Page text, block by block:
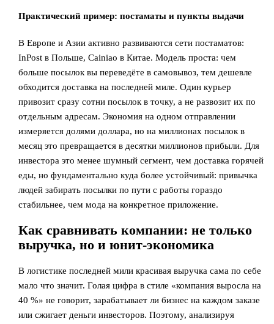
Практический пример: постаматы и пункты выдачи
В Европе и Азии активно развиваются сети постаматов:
InPost в Польше, Cainiao в Китае. Модель проста: чем
больше посылок вы переведёте в самовывоз, тем дешевле
обходится доставка на последней миле. Один курьер
привозит сразу сотни посылок в точку, а не развозит их по
отдельным адресам. Экономия на одном отправлении
измеряется долями доллара, но на миллионах посылок в
месяц это превращается в десятки миллионов прибыли. Для
инвестора это менее шумный сегмент, чем доставка горячей
еды, но фундаментально куда более устойчивый: привычка
людей забирать посылки по пути с работы гораздо
стабильнее, чем мода на конкретное приложение.
Как сравнивать компании: не только
выручка, но и юнит-экономика
В логистике последней мили красивая выручка сама по себе
мало что значит. Голая цифра в стиле «компания выросла на
40 %» не говорит, зарабатывает ли бизнес на каждом заказе
или сжигает деньги инвесторов. Поэтому, анализируя